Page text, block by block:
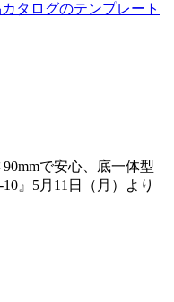
タログのテンプレート
で安心、底一体型
』5月11日（月）より